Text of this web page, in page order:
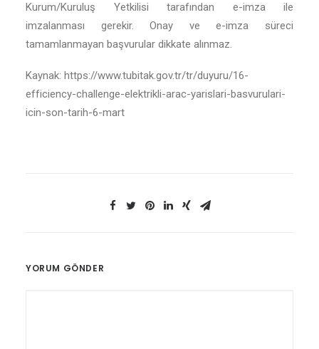
Kurum/Kuruluş Yetkilisi tarafından e-imza ile
imzalanması gerekir. Onay ve e-imza süreci
tamamlanmayan başvurular dikkate alınmaz.
Kaynak: https://www.tubitak.gov.tr/tr/duyuru/16-
efficiency-challenge-elektrikli-arac-yarislari-basvurulari-
icin-son-tarih-6-mart
YORUM GÖNDER